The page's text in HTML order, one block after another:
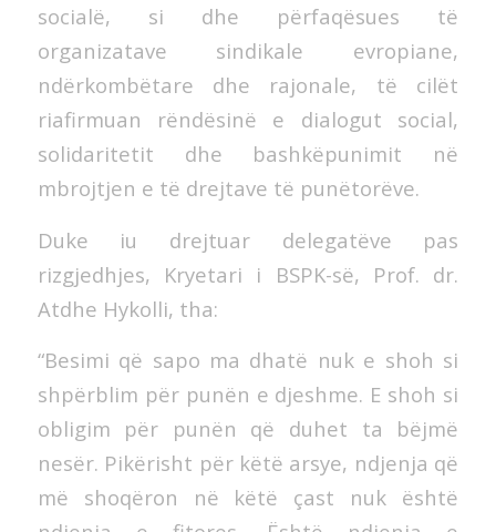
socialë, si dhe përfaqësues të
organizatave sindikale evropiane,
ndërkombëtare dhe rajonale, të cilët
riafirmuan rëndësinë e dialogut social,
solidaritetit dhe bashkëpunimit në
mbrojtjen e të drejtave të punëtorëve.
Duke iu drejtuar delegatëve pas
rizgjedhjes, Kryetari i BSPK-së, Prof. dr.
Atdhe Hykolli, tha:
“Besimi që sapo ma dhatë nuk e shoh si
shpërblim për punën e djeshme. E shoh si
obligim për punën që duhet ta bëjmë
nesër. Pikërisht për këtë arsye, ndjenja që
më shoqëron në këtë çast nuk është